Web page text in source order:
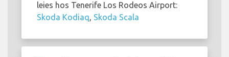
leies hos Tenerife Los Rodeos Airport:
Skoda Kodiaq, Skoda Scala